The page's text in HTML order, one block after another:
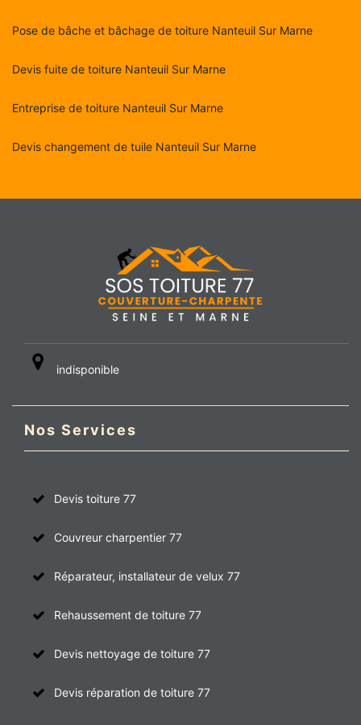
Pose de bâche et bâchage de toiture Nanteuil Sur Marne
Devis fuite de toiture Nanteuil Sur Marne
Entreprise de toiture Nanteuil Sur Marne
Devis changement de tuile Nanteuil Sur Marne
indisponible
Nos Services
Devis toiture 77
Couvreur charpentier 77
Réparateur, installateur de velux 77
Rehaussement de toiture 77
Devis nettoyage de toiture 77
Devis réparation de toiture 77